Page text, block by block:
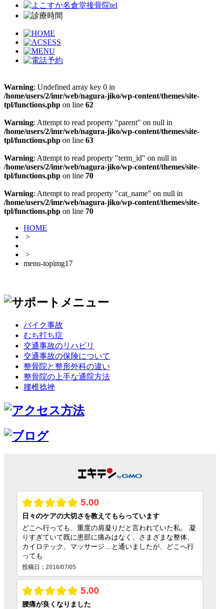
Warning: Undefined array key 0 in
/home/users/2/imr/web/nagura-jiko/wp-content/themes/site-
tpl/functions.php on line 62
Warning: Attempt to read property "parent" on null in
/home/users/2/imr/web/nagura-jiko/wp-content/themes/site-
tpl/functions.php on line 63
Warning: Attempt to read property "term_id" on null in
/home/users/2/imr/web/nagura-jiko/wp-content/themes/site-
tpl/functions.php on line 70
Warning: Attempt to read property "cat_name" on null in
/home/users/2/imr/web/nagura-jiko/wp-content/themes/site-
tpl/functions.php on line 70
HOME
>
>
menu-topimg17
バイク事故
むち打ち症
交通事故のリハビリ
交通事故の保険について
整骨院と整形外科の違い
整骨院の上手な通院方法
腰椎捻挫